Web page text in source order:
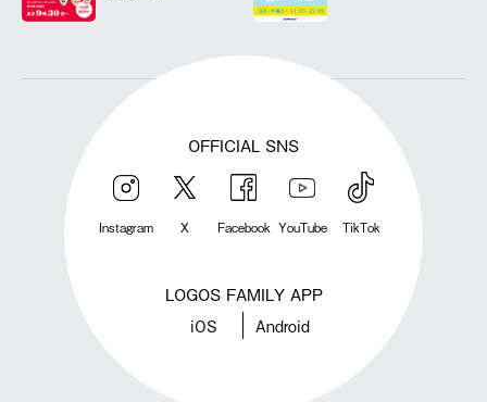
OFFICIAL SNS
Instagram X Facebook YouTube TikTok
LOGOS FAMILY APP
iOS Android